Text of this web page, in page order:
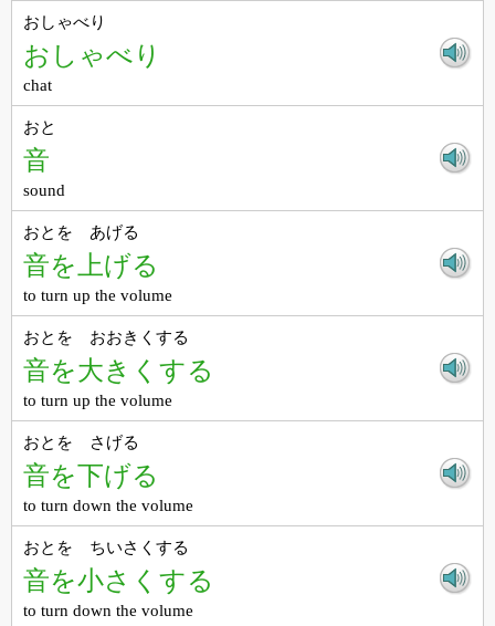
おしゃべり
おしゃべり
chat
おと
音
sound
おとを あげる
音を上げる
to turn up the volume
おとを おおきくする
音を大きくする
to turn up the volume
おとを さげる
音を下げる
to turn down the volume
おとを ちいさくする
音を小さくする
to turn down the volume